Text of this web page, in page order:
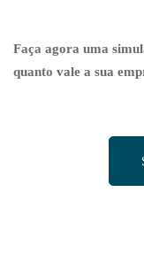
Faça agora uma
quanto vale a sua